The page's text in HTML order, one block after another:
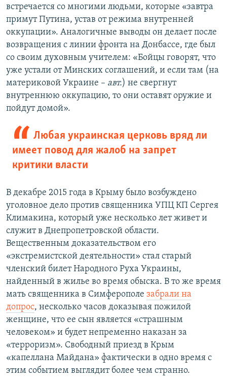
встречается со многими людьми, которые «завтра
примут Путина, устав от режима внутренней
оккупации». Аналогичные выводы он делает после
возвращения с линии фронта на Донбассе, где был
со своим духовным учителем: «Бойцы говорят, что
уже устали от Минских соглашений, и если там (на
материковой Украине – авт.) не свергнут
внутреннюю оккупацию, то они оставят оружие и
пойдут домой».
Любая украинская церковь вряд ли
имеет повод для жалоб на запрет
критики власти
В декабре 2015 года в Крыму было возбуждено
уголовное дело против священника УПЦ КП Сергея
Климакина, который уже несколько лет живет и
служит в Днепропетровской области.
Вещественным доказательством его
«экстремистской деятельности» стал старый
членский билет Народного Руха Украины,
найденный в жилье во время обыска. В то же время
мать священника в Симферополе забрали на
допрос, несколько часов доказывая пожилой
женщине, что ее сын является «страшным
человеком» и будет непременно наказан за
«терроризм». Свободный приезд в Крым
«капеллана Майдана» фактически в одно время с
этим событием выглядит более чем странно.